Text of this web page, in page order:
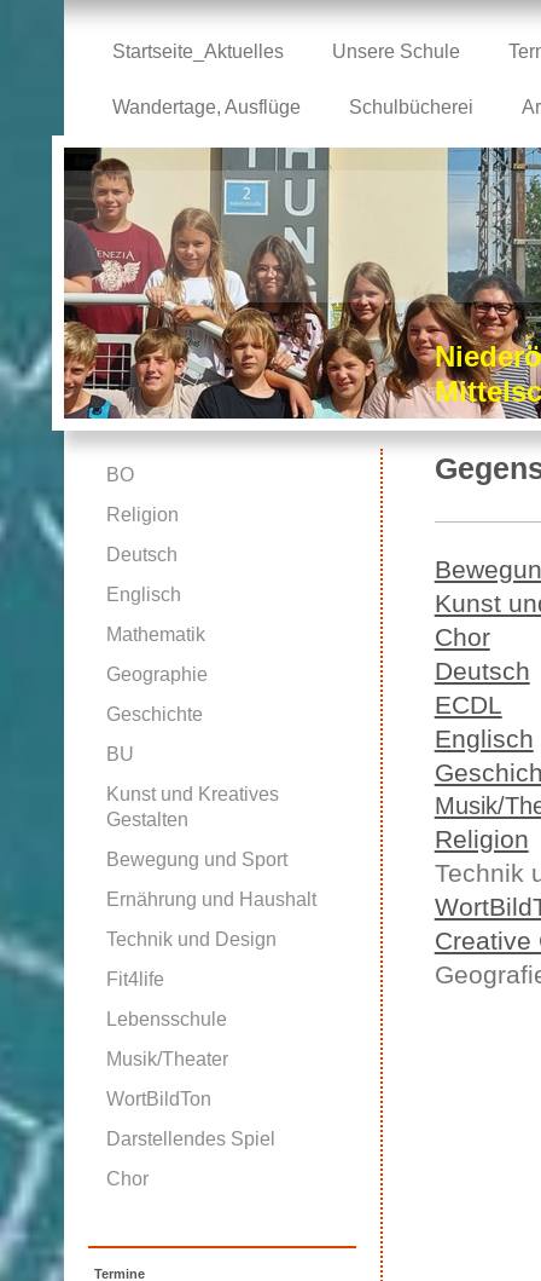
Startseite_Aktuelles Unsere Schule
Wandertage, Ausflüge Schulbücherei
Kunst
Chor
Deutsch
ECDL
Englisch
Musik/
Religion
Technik
Creative
BO
Religion
Deutsch
Englisch
Mathematik
Geographie
Geschichte
BU
Kunst und Kreatives
Gestalten
Bewegung und Sport
Ernährung und Haushalt
Technik und Design
Fit4life
Lebensschule
Musik/Theater
WortBildTon
Darstellendes Spiel
Chor
Termine